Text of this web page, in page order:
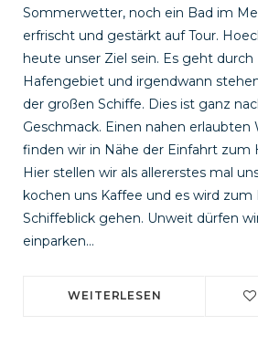
Sommerwetter, noch ein Bad im
erfrischt und gestärkt auf Tour.
heute unser Ziel sein. Es geht durch
Hafengebiet und irgendwann
der großen Schiffe. Dies ist ganz
Geschmack. Einen nahen
finden wir in Nähe der Einfahrt zum
Hier stellen wir als allererstes mal
kochen uns Kaffee und es wird
Schiffeblick gehen. Unweit dürfen
einparken…
WEITERLESEN